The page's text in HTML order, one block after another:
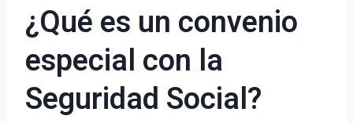
¿Qué es un convenio
especial con la
Seguridad Social?